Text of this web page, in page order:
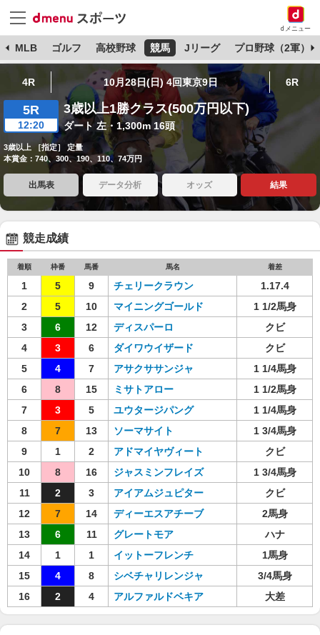
dメニュー
MLB ゴルフ 高校野球 競馬 Jリーグ プロ野球（2軍）
4R 10月28日(日) 4回東京9日 6R
5R
12:20
3歳以上1勝クラス(500万円以下)
ダート 左・1,300m 16頭
3歳以上 ［指定］ 定量
本賞金：740、300、190、110、74万円
出馬表 データ分析 オッズ 結果
競走成績
着順 枠番 馬番 馬名 着差
1 5 9 チェリークラウン
1.17.4
2
5 10 マイニングゴールド
1 1/2馬身
3
6 12 ディスパーロ
クビ
4
3 6 ダイワウイザード
クビ
5
4 7 アサクササンジャ
1 1/4馬身
6
8 15 ミサトアロー
1 1/2馬身
7
3 5 ユウタージパング
1 1/4馬身
8
7 13 ソーマサイト
1 3/4馬身
9
1 2 アドマイヤヴィート
クビ
10
8 16 ジャスミンフレイズ
1 3/4馬身
11
2 3 アイアムジュピター
クビ
12
7 14 ディーエスアチーブ
2馬身
13
6 11 グレートモア
ハナ
14
1 1 イットーフレンチ
1馬身
15
4 8 シベチャリレンジャ
3/4馬身
16
2 4 アルファルドベキア 大差